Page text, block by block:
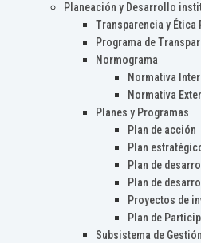
Planeación y Desarrollo
Transparencia y Ética
Programa de
Normograma
Normativa
Normativa
Planes y Programas
Plan de acción
Plan
Plan de
Plan de
Proyectos de
Plan de
Subsistema de